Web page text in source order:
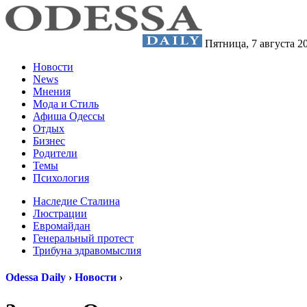
Пятница, 7 августа
Новости
News
Мнения
Мода и Стиль
Афиша Одессы
Отдых
Бизнес
Родители
Темы
Психология
Наследие Сталина
Люстрации
Евромайдан
Генеральный протест
Трибуна здравомыслия
Odessa Daily › Новости ›